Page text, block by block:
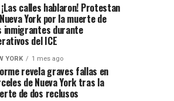
¡Las calles hablaron! Protestan
York por la muerte de
inmigrantes durante
del ICE
YORK 1 mes ago
revela graves fallas en
de Nueva York tras la
de dos reclusos